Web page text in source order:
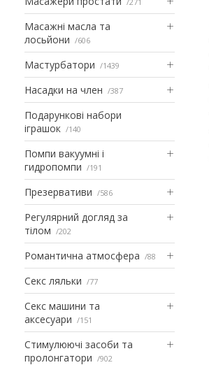
Масажні масла та
лосьйони
606
Мастурбатори 1439
Насадки на член 387
Подарункові набори
іграшок
140
Помпи вакуумні і
гидропомпи
191
Презервативи 586
Регулярний догляд за
тілом
202
Романтична атмосфера 88
Секс ляльки 77
Секс машини та
аксесуари
151
Стимулюючі засоби та
пролонгатори
902